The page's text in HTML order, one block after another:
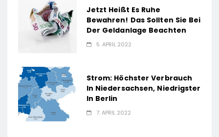
Jetzt Heißt Es Ruhe
Bewahren! Das Sollten Sie Bei
Der Geldanlage Beachten
5. APRIL 2022
Strom: Höchster Verbrauch
In Niedersachsen, Niedrigster
In Berlin
7. APRIL 2022